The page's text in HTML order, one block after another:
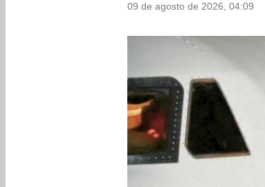
09 de agosto de 2026, 04:09